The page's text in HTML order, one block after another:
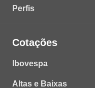
Perfis
Cotações
Ibovespa
Altas e Baixas